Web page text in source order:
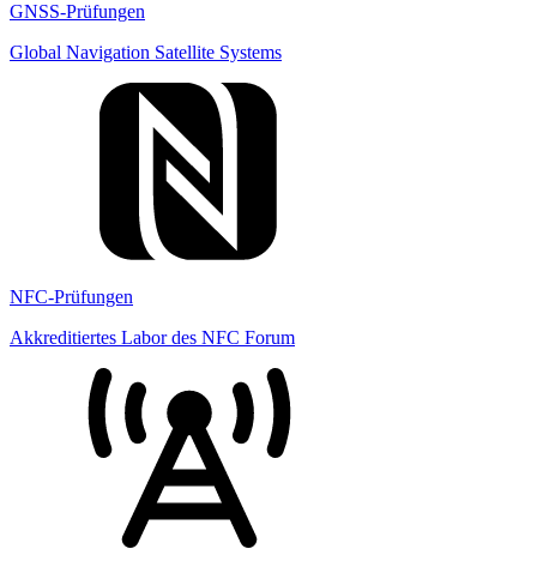
GNSS-Prüfungen
Global Navigation Satellite Systems
NFC-Prüfungen
Akkreditiertes Labor des NFC Forum